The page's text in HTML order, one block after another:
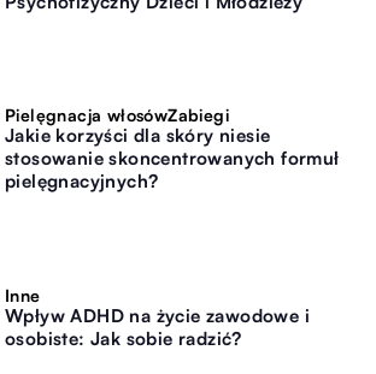
Pielęgnacja włosówZabiegi
Jakie korzyści dla skóry niesie
stosowanie skoncentrowanych formuł
pielęgnacyjnych?
Inne
Wpływ ADHD na życie zawodowe i
osobiste: Jak sobie radzić?